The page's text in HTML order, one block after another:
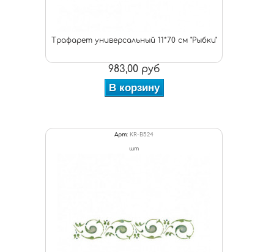
Трафарет универсальный 11*70 см "Рыбки"
983,00 руб
В корзину
Арт: KR-B524
шт